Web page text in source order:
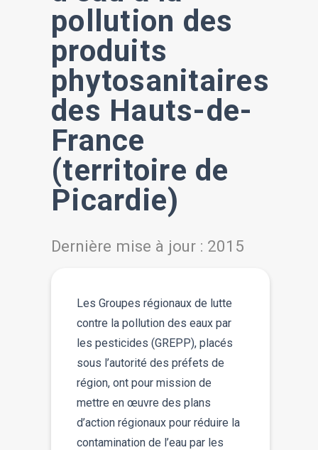
pollution des
produits
phytosanitaires
des Hauts-de-
France
(territoire de
Picardie)
Dernière mise à jour : 2015
Les Groupes régionaux de lutte
contre la pollution des eaux par
les pesticides (GREPP), placés
sous l’autorité des préfets de
région, ont pour mission de
mettre en œuvre des plans
d’action régionaux pour réduire la
contamination de l’eau par les